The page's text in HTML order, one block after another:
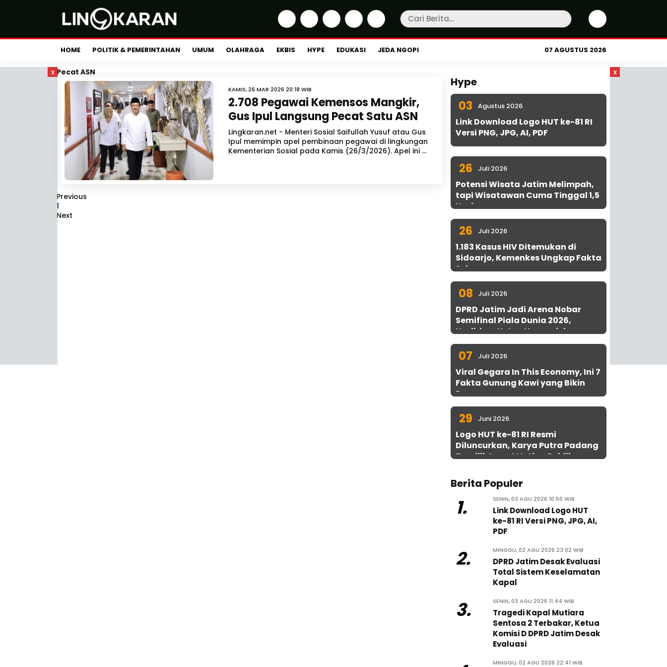
HOME POLITIK & PEMERINTAHAN UMUM OLAHRAGA EKBIS HYPE EDUKASI JEDA NGOPI 07 AGUSTUS 2026
x x
Pecat ASN
KAMIS, 26 MAR 2026 20:18 WIB
2.708 Pegawai Kemensos Mangkir,
Gus Ipul Langsung Pecat Satu ASN
Lingkaran.net - Menteri Sosial Saifullah Yusuf atau Gus
Ipul memimpin apel pembinaan pegawai di lingkungan
Kementerian Sosial pada Kamis (26/3/2026). Apel ini ...
Previous
1
Next
Hype
03 Agustus 2026
Link Download Logo HUT ke-81 RI
Versi PNG, JPG, AI, PDF
26 Juli 2026
Potensi Wisata Jatim Melimpah,
tapi Wisatawan Cuma Tinggal 1,5
Hari
26 Juli 2026
1.183 Kasus HIV Ditemukan di
Sidoarjo, Kemenkes Ungkap Fakta
Sebenarnya
08 Juli 2026
DPRD Jatim Jadi Arena Nobar
Semifinal Piala Dunia 2026,
Hadirkan Uston Nawawi dan
UMKM Gratis untuk 1.000 Warga
07 Juli 2026
Viral Gegara In This Economy, Ini 7
Fakta Gunung Kawi yang Bikin
Penasaran
29 Juni 2026
Logo HUT ke-81 RI Resmi
Diluncurkan, Karya Putra Padang
Terpilih Lewat Voting Publik
Berita Populer
1. SENIN, 03 AGU 2026 10:50 WIB
Link Download Logo HUT
ke-81 RI Versi PNG, JPG, AI,
PDF
2. MINGGU, 02 AGU 2026 23:02 WIB
DPRD Jatim Desak Evaluasi
Total Sistem Keselamatan
Kapal
3. SENIN, 03 AGU 2026 11:44 WIB
Tragedi Kapal Mutiara
Sentosa 2 Terbakar, Ketua
Komisi D DPRD Jatim Desak
Evaluasi
MINGGU, 02 AGU 2026 22:41 WIB